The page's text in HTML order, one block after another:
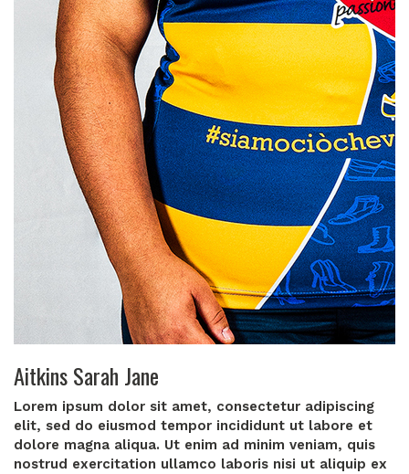
Aitkins Sarah Jane
Lorem ipsum dolor sit amet, consectetur adipiscing
elit, sed do eiusmod tempor incididunt ut labore et
dolore magna aliqua. Ut enim ad minim veniam, quis
nostrud exercitation ullamco laboris nisi ut aliquip ex